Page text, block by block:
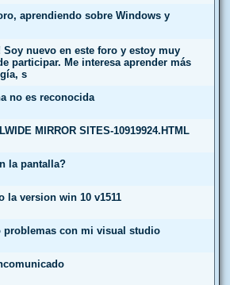
aprendiendo sobre Windows y
Soy nuevo en este foro y estoy muy
participar. Me interesa aprender más
s
no es reconocida
MIRROR SITES-10919924.HTML
la pantalla?
la version win 10 v1511
problemas con mi visual studio